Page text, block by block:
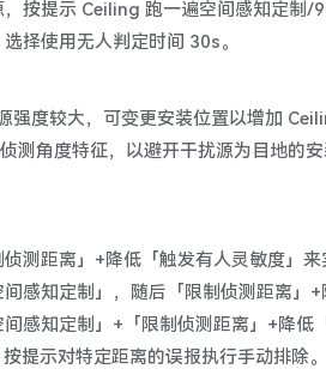
按提示 Ceiling 跑一遍空间感知定制/
择使用无人判定时间 30s。
强度较大，可变更安装位置以增加
测角度特征，以避开干扰源为目地的
测距离」+降低「触发有人灵敏度」来
感知定制」，随后「限制侦测距离」+
感知定制」+「限制侦测距离」+降
提示对特定距离的误报执行手动排除。